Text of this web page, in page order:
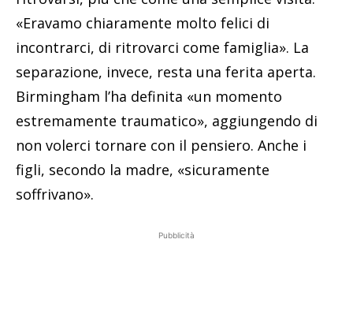
«Eravamo chiaramente molto felici di
incontrarci, di ritrovarci come famiglia». La
separazione, invece, resta una ferita aperta.
Birmingham l’ha definita «un momento
estremamente traumatico», aggiungendo di
non volerci tornare con il pensiero. Anche i
figli, secondo la madre, «sicuramente
soffrivano».
Pubblicità